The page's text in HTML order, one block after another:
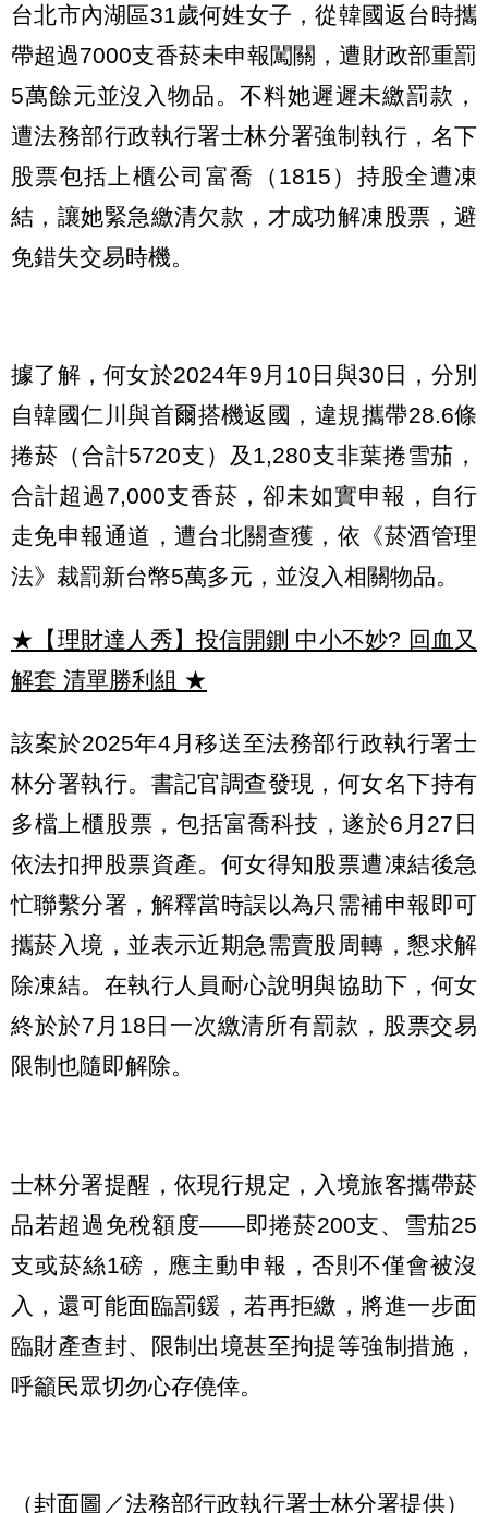
台北市內湖區31歲何姓女子，從韓國返台時攜
帶超過7000支香菸未申報闖關，遭財政部重罰
5萬餘元並沒入物品。不料她遲遲未繳罰款，
遭法務部行政執行署士林分署強制執行，名下
股票包括上櫃公司富喬（1815）持股全遭凍
結，讓她緊急繳清欠款，才成功解凍股票，避
免錯失交易時機。
據了解，何女於2024年9月10日與30日，分別
自韓國仁川與首爾搭機返國，違規攜帶28.6條
捲菸（合計5720支）及1,280支非葉捲雪茄，
合計超過7,000支香菸，卻未如實申報，自行
走免申報通道，遭台北關查獲，依《菸酒管理
法》裁罰新台幣5萬多元，並沒入相關物品。
★【理財達人秀】投信開鍘 中小不妙? 回血又
解套 清單勝利組 ★
該案於2025年4月移送至法務部行政執行署士
林分署執行。書記官調查發現，何女名下持有
多檔上櫃股票，包括富喬科技，遂於6月27日
依法扣押股票資產。何女得知股票遭凍結後急
忙聯繫分署，解釋當時誤以為只需補申報即可
攜菸入境，並表示近期急需賣股周轉，懇求解
除凍結。在執行人員耐心說明與協助下，何女
終於於7月18日一次繳清所有罰款，股票交易
限制也隨即解除。
士林分署提醒，依現行規定，入境旅客攜帶菸
品若超過免稅額度——即捲菸200支、雪茄25
支或菸絲1磅，應主動申報，否則不僅會被沒
入，還可能面臨罰鍰，若再拒繳，將進一步面
臨財產查封、限制出境甚至拘提等強制措施，
呼籲民眾切勿心存僥倖。
（封面圖／法務部行政執行署士林分署提供）